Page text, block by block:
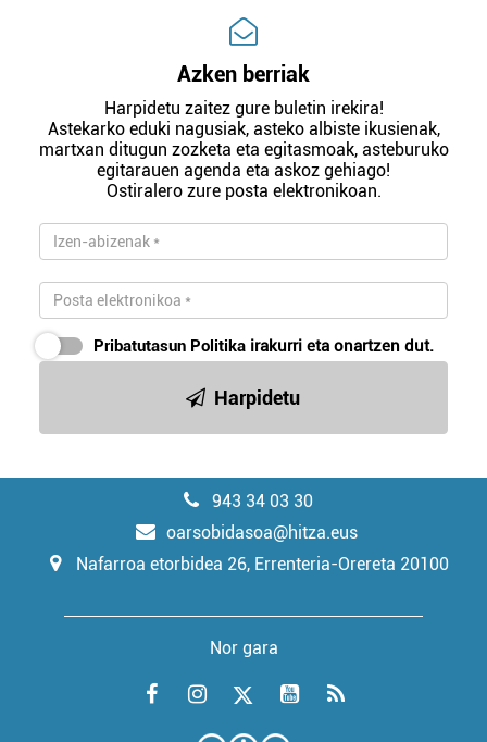
Azken berriak
Harpidetu zaitez gure buletin irekira!
Astekarko eduki nagusiak, asteko albiste ikusienak,
martxan ditugun zozketa eta egitasmoak, asteburuko
egitarauen agenda eta askoz gehiago!
Ostiralero zure posta elektronikoan.
Pribatutasun Politika irakurri eta onartzen dut.
Harpidetu
943 34 03 30
oarsobidasoa@hitza.eus
Nafarroa etorbidea 26, Errenteria-Orereta 20100
Nor gara